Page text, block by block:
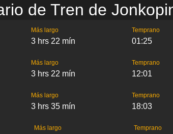
de Tren de
Más largo
3 hrs 22 mín
Temprano
01:25
Más largo
3 hrs 22 mín
Temprano
12:01
Más largo
3 hrs 35 mín
Temprano
18:03
Más largo Temprano